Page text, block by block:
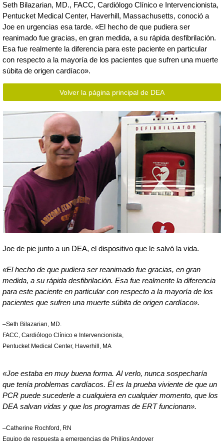
Seth Bilazarian, MD., FACC, Cardiólogo Clínico e Intervencionista,
Pentucket Medical Center, Haverhill, Massachusetts, conoció a
Joe en urgencias esa tarde. «El hecho de que pudiera ser
reanimado fue gracias, en gran medida, a su rápida desfibrilación.
Esa fue realmente la diferencia para este paciente en particular
con respecto a la mayoría de los pacientes que sufren una muerte
súbita de origen cardíaco».
Volver la página principal de DEA
Joe de pie junto a un DEA, el dispositivo que le salvó la vida.
«El hecho de que pudiera ser reanimado fue gracias, en gran
medida, a su rápida desfibrilación. Esa fue realmente la diferencia
para este paciente en particular con respecto a la mayoría de los
pacientes que sufren una muerte súbita de origen cardíaco».
–Seth Bilazarian, MD.
FACC, Cardiólogo Clínico e Intervencionista,
Pentucket Medical Center, Haverhill, MA
«Joe estaba en muy buena forma. Al verlo, nunca sospecharía
que tenía problemas cardíacos. Él es la prueba viviente de que un
PCR puede sucederle a cualquiera en cualquier momento, que los
DEA salvan vidas y que los programas de ERT funcionan».
–Catherine Rochford, RN
Equipo de respuesta a emergencias de Philips Andover